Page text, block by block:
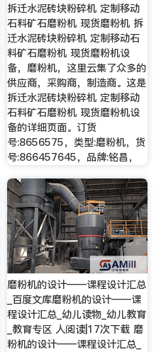
拆迁水泥砖块粉碎机 定制移动
石料矿石磨粉机 现货磨粉机 拆
迁水泥砖块粉碎机 定制移动石
料矿石磨粉机 现货磨粉机设
备，磨粉机，这里云集了众多的
供应商，采购商，制造商。这是
拆迁水泥砖块粉碎机 定制移动
石料矿石磨粉机 现货磨粉机设
备的详细页面。订货
号:8656575，类型:磨粉机，货
号:866457645，品牌:铭昌，
磨粉机的设计——课程设计汇总
_百度文库磨粉机的设计——课
程设计汇总_幼儿读物_幼儿教育
_教育专区 人阅读|17次下载 磨
粉机的设计——课程设计汇总_